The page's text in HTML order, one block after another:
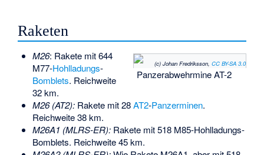
Raketen
(c) Johan Fredriksson, CC BY-SA 3.0
Panzerabwehrmine AT-2
M26: Rakete mit 644
M77-Hohlladungs-
Bomblets. Reichweite
32 km.
M26 (AT2):Rakete mit 28AT2-Panzerminen.
Reichweite 38 km.
M26A1 (MLRS-ER):Rakete mit 518 M85-Hohlladungs-
Bomblets. Reichweite 45 km.